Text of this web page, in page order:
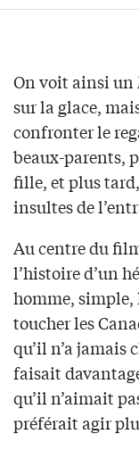
On voit ainsi un
sur la glace,
confronter le
beaux-parents,
fille, et plus
insultes de
Au centre du
l’histoire d’un
homme,
toucher les
qu’il n’a jamais
faisait
qu’il n’aimait
préférait agir